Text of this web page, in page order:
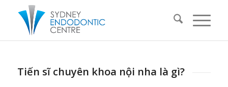
Tiến sĩ chuyên khoa nội nha là gì?